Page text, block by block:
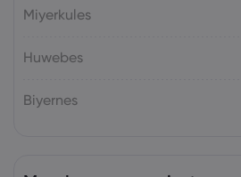
Miyerkules
Huwebes
Biyernes